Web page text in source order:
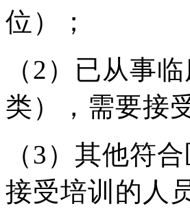
位）；
（2）已从事
类），需要接
（3）其他符
接受培训的人